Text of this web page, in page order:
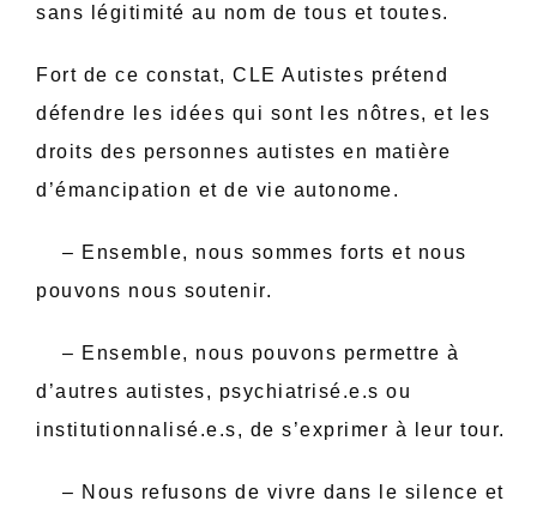
sans légitimité au nom de tous et toutes.
Fort de ce constat, CLE Autistes prétend
défendre les idées qui sont les nôtres, et les
droits des personnes autistes en matière
d’émancipation et de vie autonome.
– Ensemble, nous sommes forts et nous
pouvons nous soutenir.
– Ensemble, nous pouvons permettre à
d’autres autistes, psychiatrisé.e.s ou
institutionnalisé.e.s, de s’exprimer à leur tour.
– Nous refusons de vivre dans le silence et